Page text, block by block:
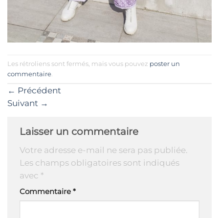
Les rétroliens sont fermés, mais vous pouvez poster un
commentaire
← Précédent
Suivant →
Laisser un commentaire
Votre adresse e-mail ne sera pas publiée.
Les champs obligatoires sont indiqués
avec *
Commentaire *